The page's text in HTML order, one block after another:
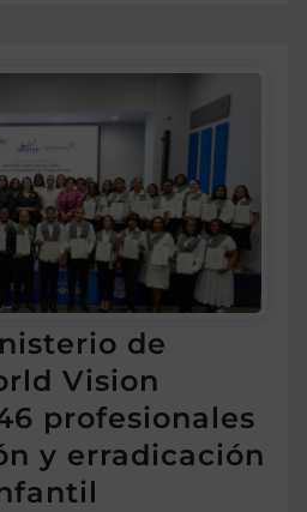
de
Vision
profesionales
y erradicación